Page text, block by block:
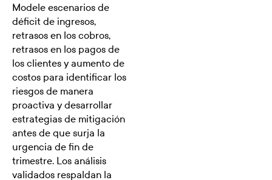
Modele escenarios de
déficit de ingresos,
retrasos en los cobros,
retrasos en los pagos de
los clientes y aumento de
costos para identificar los
riesgos de manera
proactiva y desarrollar
estrategias de mitigación
antes de que surja la
urgencia de fin de
trimestre. Los análisis
validados respaldan la